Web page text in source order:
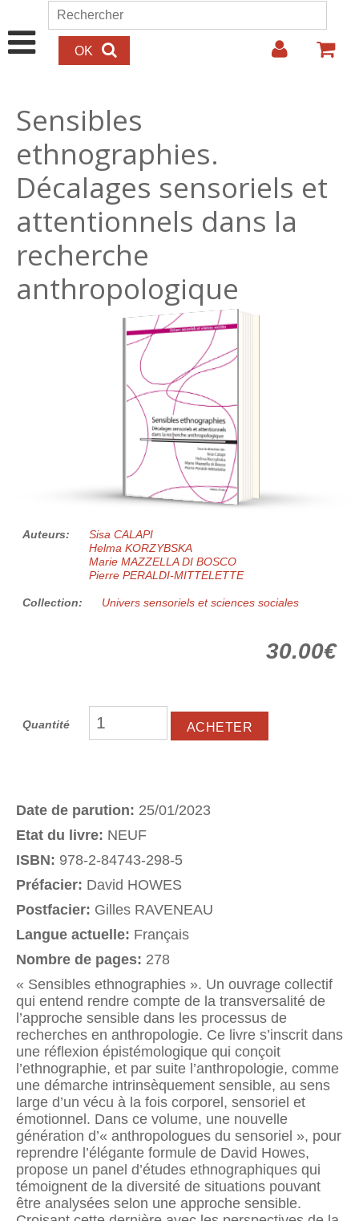
Aller au contenu principal
Formulaire de recherche
Rechercher
Sensibles
ethnographies.
Décalages sensoriels et
attentionnels dans la
recherche
anthropologique
30.00€
Auteurs:
Sisa CALAPI
Helma KORZYBSKA
Marie MAZZELLA DI BOSCO
Pierre PERALDI-MITTELETTE
Collection: Univers sensoriels et sciences sociales
30.00€
Quantité
Date de parution: 25/01/2023
Etat du livre: NEUF
ISBN: 978-2-84743-298-5
Préfacier: David HOWES
Postfacier: Gilles RAVENEAU
Langue actuelle: Français
Nombre de pages: 278
« Sensibles ethnographies ». Un ouvrage collectif
qui entend rendre compte de la transversalité de
l’approche sensible dans les processus de
recherches en anthropologie. Ce livre s’inscrit dans
une réflexion épistémologique qui conçoit
l’ethnographie, et par suite l’anthropologie, comme
une démarche intrinsèquement sensible, au sens
large d’un vécu à la fois corporel, sensoriel et
émotionnel. Dans ce volume, une nouvelle
génération d’« anthropologues du sensoriel », pour
reprendre l’élégante formule de David Howes,
propose un panel d’études ethnographiques qui
témoignent de la diversité de situations pouvant
être analysées selon une approche sensible.